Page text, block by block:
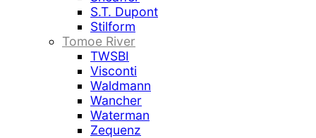
S.T. Dupont
Stilform
Tomoe River
TWSBI
Visconti
Waldmann
Wancher
Waterman
Zequenz